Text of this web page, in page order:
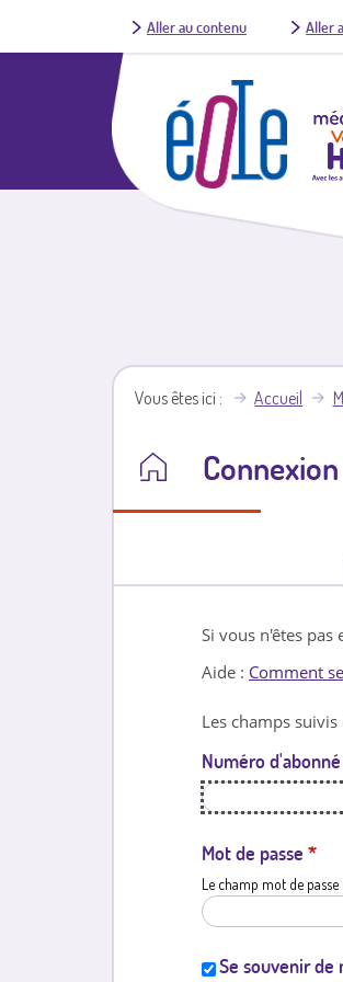
Aller au contenu Aller
Vous êtes ici Accueil
Connexion
Si vous n'êtes pas
Aide : Comment
Les champs suivis
Numéro
Mot de passe *
Le champ mot de
Se souvenir de